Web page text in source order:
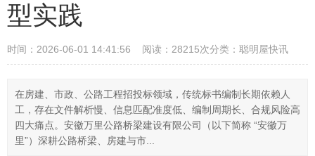
型实践
时间：2026-06-01 14:41:56 阅读：28215次分类：聪明屋快讯
在房建、市政、公路工程招投标领域，传统标书编制长期依赖人
工，存在文件解析慢、信息匹配准度低、编制周期长、合规风险高
四大痛点。安徽万里公路桥梁建设有限公司（以下简称 “安徽万
里”）深耕公路桥梁、房建与市...